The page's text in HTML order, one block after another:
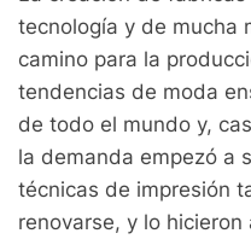
tecnología y de mucha
camino para la
tendencias de moda
de todo el mundo y,
la demanda empezó a
técnicas de impresión
renovarse, y lo hicieron